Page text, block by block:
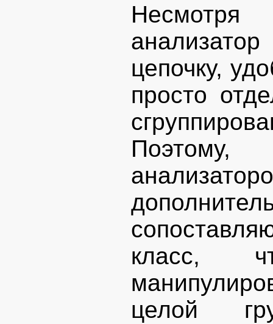
Несмотря
цепочку,
просто
класс,
целой